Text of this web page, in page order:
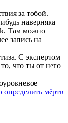
за тобой.
наверняка
Там можно
запись на
С экспертом
что ты от него
мёртв